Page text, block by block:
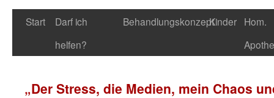
Start
Darf ich
helfen?
BehandlungskonzeptKinder Hom.
„Der Stress, die Medien, mein Chaos